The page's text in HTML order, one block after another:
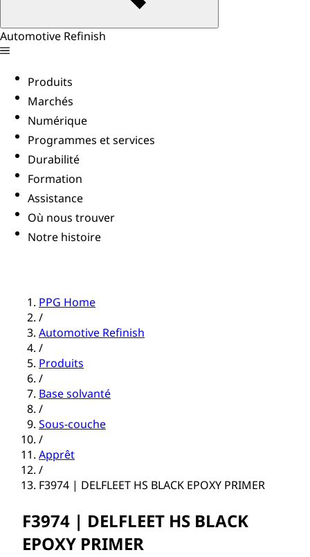
Automotive Refinish
Produits
Marchés
Numérique
Programmes et services
Durabilité
Formation
Assistance
Où nous trouver
Notre histoire
PPG Home
/
Automotive Refinish
/
Produits
/
Base solvanté
/
Sous-couche
/
Apprêt
/
F3974 | DELFLEET HS BLACK EPOXY PRIMER
F3974 | DELFLEET HS BLACK
EPOXY PRIMER